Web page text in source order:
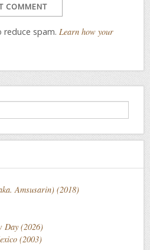
reduce spam. Learn how your
Amsusarin) (2018)
Day (2026)
(2003)